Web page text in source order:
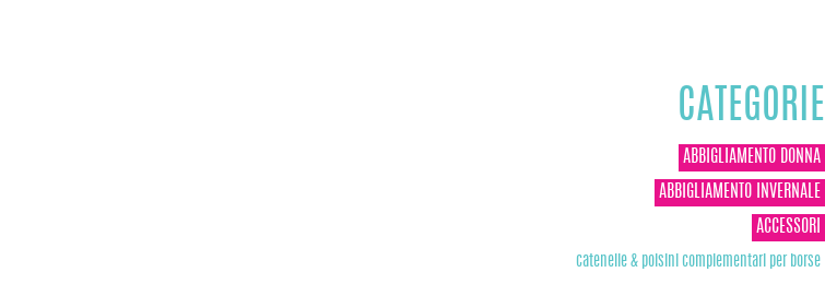
CATEGORIE
ABBIGLIAMENTO DONNA
ABBIGLIAMENTO INVERNALE
ACCESSORI
catenelle & polsini complementari per borse